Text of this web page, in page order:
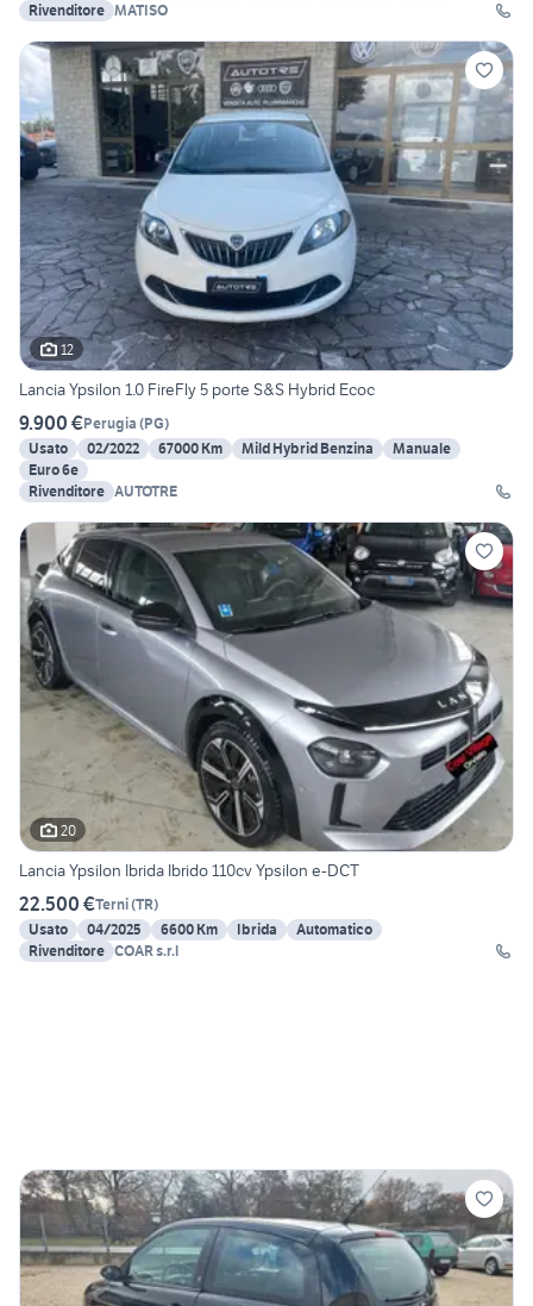
Rivenditore MATISO
12
Lancia Ypsilon 1.0 FireFly 5 porte S&S Hybrid Ecoc
9.900 €Perugia (PG)
Usato
02/2022 67000 Km Mild Hybrid Benzina
Manuale
Euro 6e
Rivenditore AUTOTRE
20
Lancia Ypsilon Ibrida Ibrido 110cv Ypsilon e-DCT
22.500 €Terni(TR)
Usato
04/2025 6600 Km Ibrida
Automatico
Rivenditore COAR s.r.l